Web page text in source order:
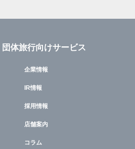
体旅行向けサービス
企業情報
IR情報
採用情報
店舗案内
コラム